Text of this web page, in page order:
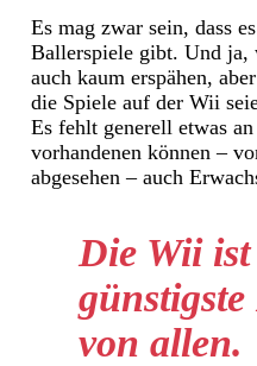
Es mag zwar sein, dass
Ballerspiele gibt. Und
auch kaum erspähen,
die Spiele auf der Wii
Es fehlt generell etwas
vorhandenen können –
abgesehen – auch
Die Wii ist
von allen.